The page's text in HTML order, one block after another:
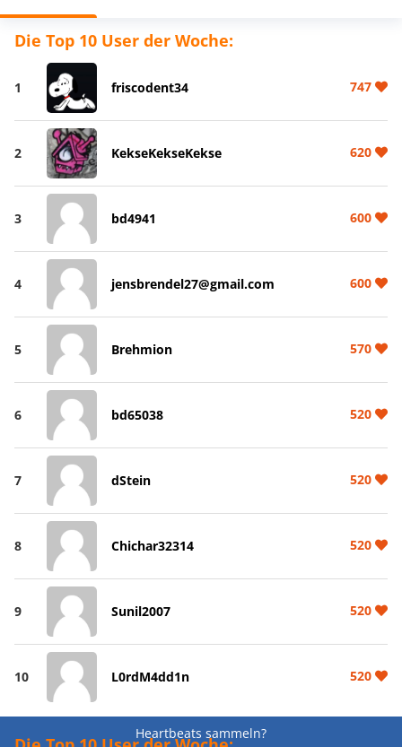
Die Top 10 User der Woche:
1 friscodent34 747
2 KekseKekseKekse 620
3 bd4941 600
4 jensbrendel27@gmail.com 600
5 Brehmion 570
6 bd65038 520
7 dStein 520
8 Chichar32314 520
9 Sunil2007 520
10 L0rdM4dd1n 520
Heartbeats sammeln?